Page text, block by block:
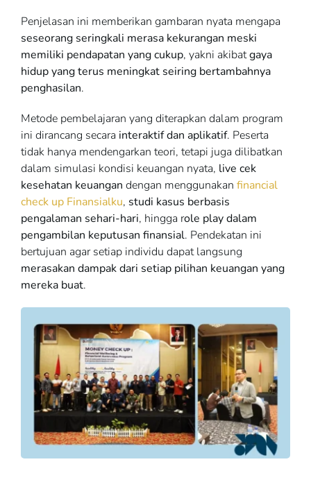
Penjelasan ini memberikan gambaran nyata mengapa
seseorang seringkali merasa kekurangan meski
memiliki pendapatan yang cukup, yakni akibatgaya
hidup yang terus meningkat seiring bertambahnya
penghasilan.
Metode pembelajaran yang diterapkan dalam program
ini dirancang secara interaktif dan aplikatif. Peserta
tidak hanya mendengarkan teori, tetapi juga dilibatkan
dalam simulasi kondisi keuangan nyata, live cek
kesehatan keuangan dengan menggunakan financial
check up Finansialku, studi kasus berbasis
pengalaman sehari-hari, hingga role play dalam
pengambilan keputusan finansial. Pendekatan ini
bertujuan agar setiap individu dapat langsung
merasakan dampak dari setiap pilihan keuangan yang
mereka buat.